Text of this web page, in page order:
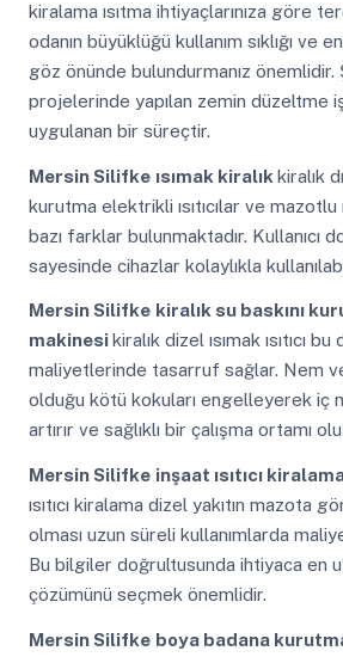
kiralama ısıtma ihtiyaçlarınıza göre
odanın büyüklüğü kullanım sıklığı ve
göz önünde bulundurmanız
projelerinde yapılan zemin düzeltme
uygulanan bir süreçtir.
Mersin Silifke ısımak kiralık kiralık
kurutma elektrikli ısıtıcılar ve mazotlu
bazı farklar bulunmaktadır. Kullanıcı
sayesinde cihazlar kolaylıkla
Mersin Silifke kiralık su baskını
makinesi kiralık dizel ısımak ısıtıcı
maliyetlerinde tasarruf sağlar. Nem
olduğu kötü kokuları engelleyerek iç
artırır ve sağlıklı bir çalışma ortamı
Mersin Silifke inşaat ısıtıcı
ısıtıcı kiralama dizel yakıtın mazota
olması uzun süreli kullanımlarda
Bu bilgiler doğrultusunda ihtiyaca en
çözümünü seçmek önemlidir.
Mersin Silifke boya badana